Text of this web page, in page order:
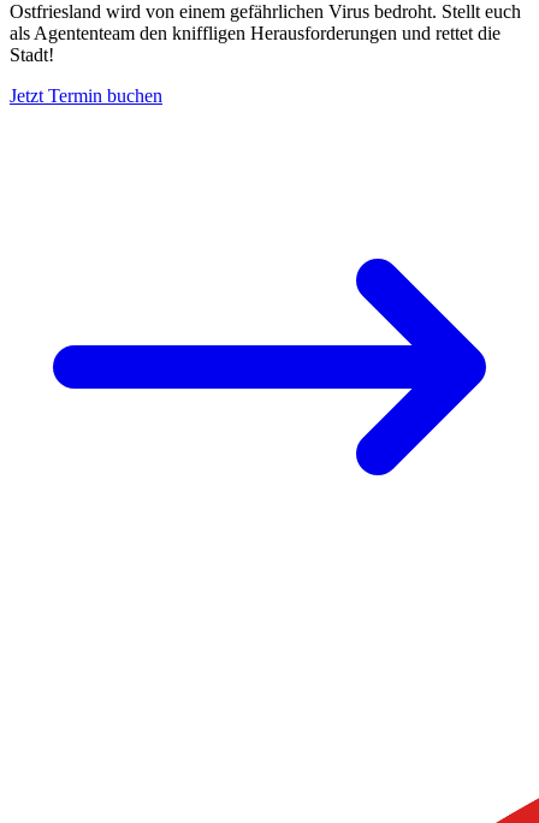
Ostfriesland wird von einem gefährlichen Virus bedroht. Stellt euch
als Agententeam den kniffligen Herausforderungen und rettet die
Stadt!
Jetzt Termin buchen